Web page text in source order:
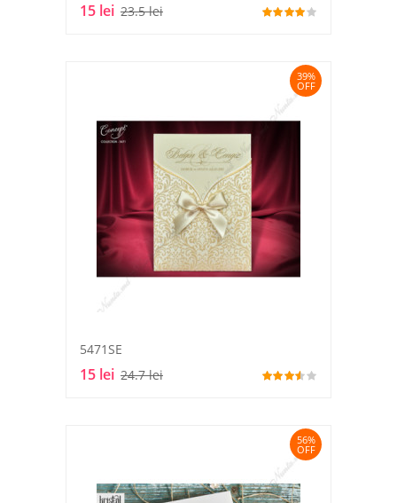
15 lei 23.5 lei
39%
OFF
5471SE
15 lei 24.7 lei
56%
OFF